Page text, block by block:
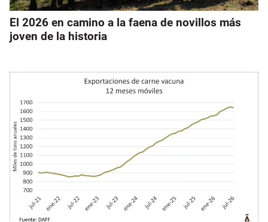
El 2026 en camino a la faena de novillos más
joven de la historia